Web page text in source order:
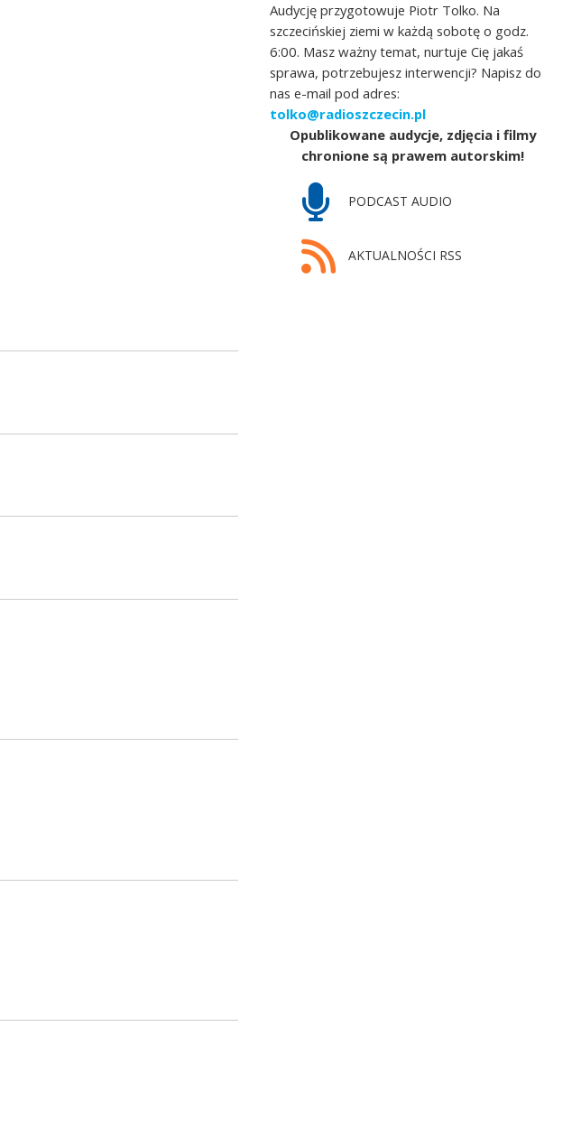
Audycję przygotowuje Piotr Tolko. Na
szczecińskiej ziemi w każdą sobotę o godz.
6:00. Masz ważny temat, nurtuje Cię jakaś
sprawa, potrzebujesz interwencji? Napisz do
nas e-mail pod adres:
tolko@radioszczecin.pl
Opublikowane audycje, zdjęcia i filmy
chronione są prawem autorskim!
PODCAST AUDIO
AKTUALNOŚCI RSS